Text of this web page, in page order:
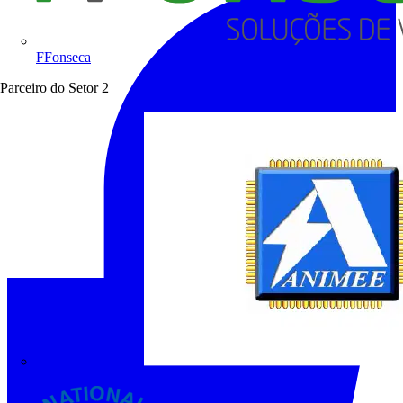
FFonseca
Parceiro do Setor 2